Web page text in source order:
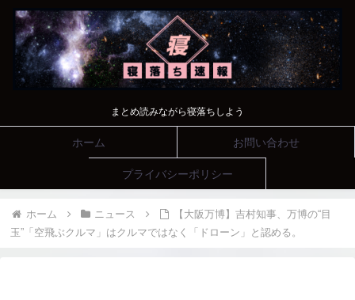
まとめ読みながら寝落ちしよう
ホーム お問い合わせ
プライバシーポリシー
ホーム ニュース
【大阪万博】吉村知事、万博の“目
玉”「空飛ぶクルマ」はクルマではなく「ドローン」と認める。